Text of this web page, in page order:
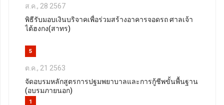
ส.ค., 28 2567
พิธีรับมอบเงินบริจาคเพื่อร่วมสร้างอาคารจอดรถ ศาลเจ้า
ไต้ฮงกง(สาทร)
5
ต.ค., 21 2563
จัดอบรมหลักสูตรการปฐมพยาบาลและการกู้ชีพขั้นพื้นฐาน
(อบรมภายนอก)
1